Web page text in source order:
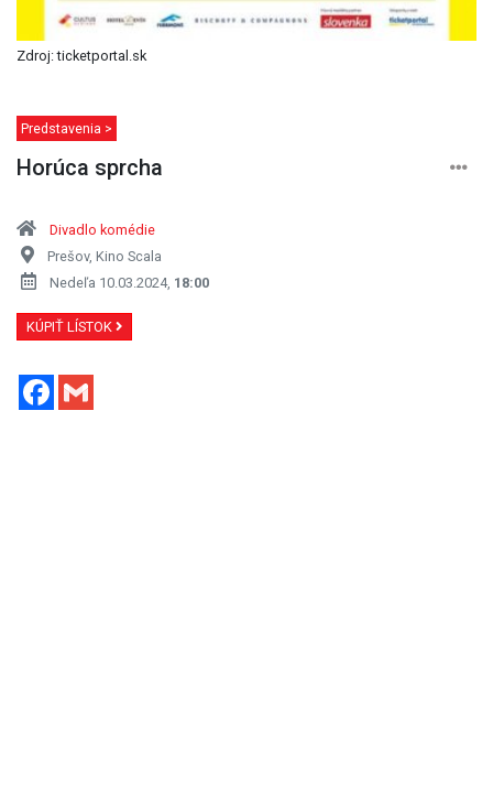
Zdroj: ticketportal.sk
Predstavenia >
Horúca sprcha
Divadlo komédie
Prešov, Kino Scala
Nedeľa 10.03.2024, 18:00
KÚPIŤ LÍSTOK
Facebook